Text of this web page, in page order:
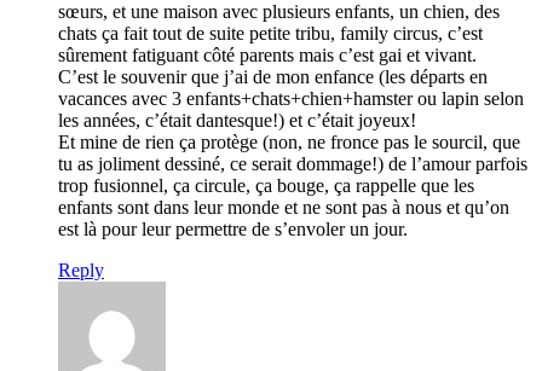
sœurs, et une maison avec plusieurs enfants, un chien, des
chats ça fait tout de suite petite tribu, family circus, c’est
sûrement fatiguant côté parents mais c’est gai et vivant.
C’est le souvenir que j’ai de mon enfance (les départs en
vacances avec 3 enfants+chats+chien+hamster ou lapin selon
les années, c’était dantesque!) et c’était joyeux!
Et mine de rien ça protège (non, ne fronce pas le sourcil, que
tu as joliment dessiné, ce serait dommage!) de l’amour parfois
trop fusionnel, ça circule, ça bouge, ça rappelle que les
enfants sont dans leur monde et ne sont pas à nous et qu’on
est là pour leur permettre de s’envoler un jour.
Reply